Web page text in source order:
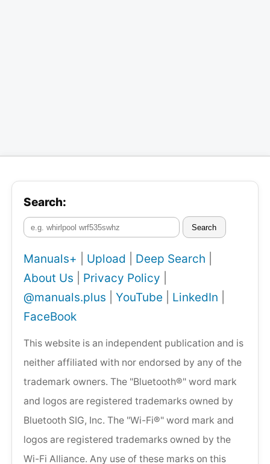
Search:
Search
Manuals+ Upload Deep Search
About Us
Privacy Policy
@manuals.plus
YouTube LinkedIn
FaceBook
This website is an independent publication and is
neither affiliated with nor endorsed by any of the
trademark owners. The "Bluetooth®" word mark
and logos are registered trademarks owned by
Bluetooth SIG, Inc. The "Wi-Fi®" word mark and
logos are registered trademarks owned by the
Wi-Fi Alliance. Any use of these marks on this